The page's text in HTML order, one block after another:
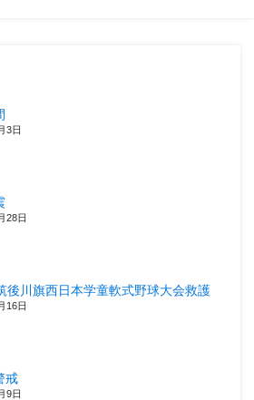
3日
28日
後川旗西日本学童軟式野球大会救護
16日
戒
9日